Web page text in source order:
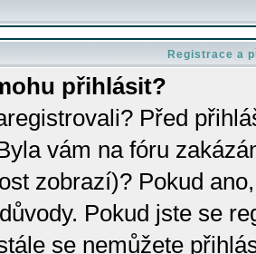
Registrace a
přihlásit?
Před
vám na fóru
zobrazí)? Pokud
Pokud jste se
se nemůžete